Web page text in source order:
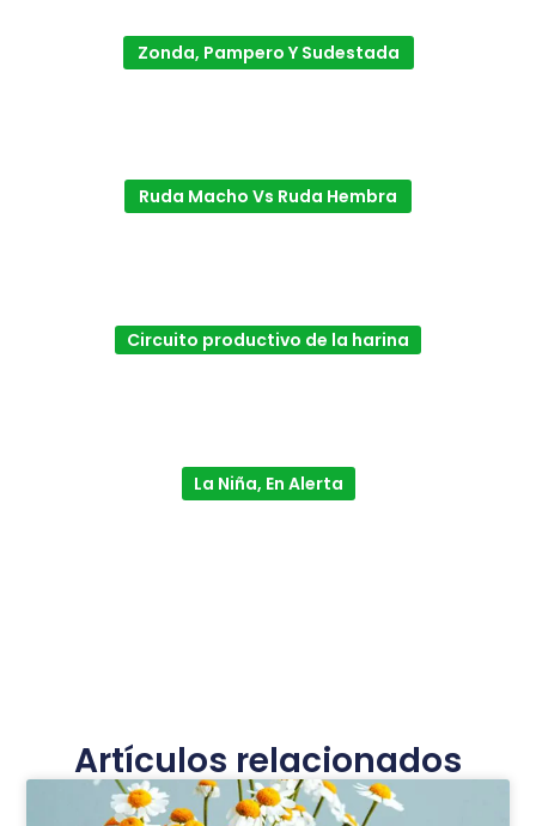
Zonda, Pampero Y Sudestada
Ruda Macho Vs Ruda Hembra
Circuito productivo de la harina
La Niña, En Alerta
Artículos relacionados